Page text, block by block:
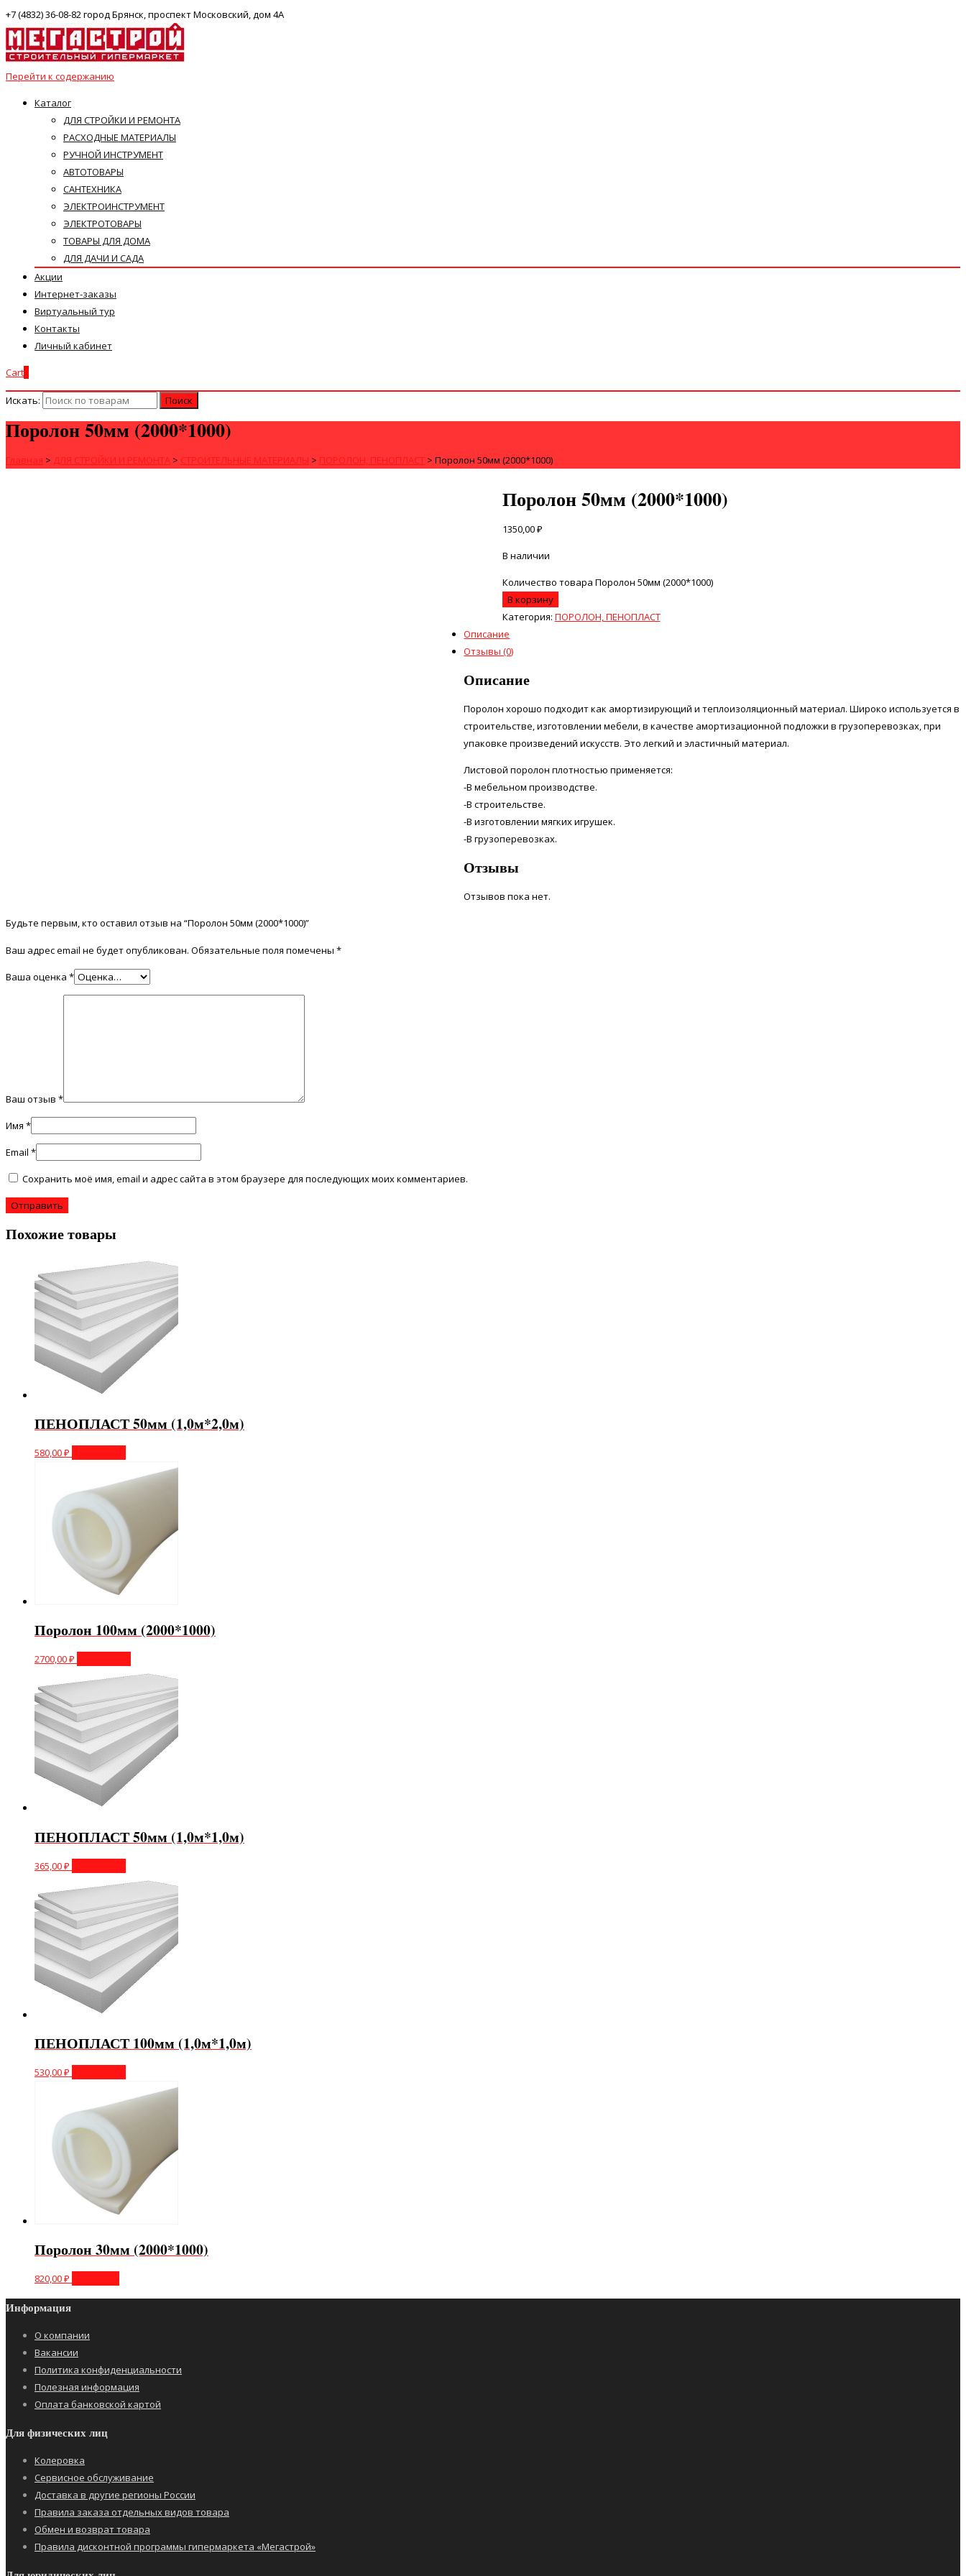
+7 (4832) 36-08-82 город Брянск, проспект Московский, дом 4А
Перейти к содержанию
Каталог
ДЛЯ СТРОЙКИ И РЕМОНТА
РАСХОДНЫЕ МАТЕРИАЛЫ
РУЧНОЙ ИНСТРУМЕНТ
АВТОТОВАРЫ
САНТЕХНИКА
ЭЛЕКТРОИНСТРУМЕНТ
ЭЛЕКТРОТОВАРЫ
ТОВАРЫ ДЛЯ ДОМА
ДЛЯ ДАЧИ И САДА
Акции
Интернет-заказы
Виртуальный тур
Контакты
Личный кабинет
Cart
Искать:
Поролон 50мм (2000*1000)
Главная > ДЛЯ СТРОЙКИ И РЕМОНТА > СТРОИТЕЛЬНЫЕ МАТЕРИАЛЫ > ПОРОЛОН, ПЕНОПЛАСТ > Поролон 50мм (2000*1000)
Поролон 50мм (2000*1000)
1350,00₽
В наличии
Количество товара Поролон 50мм (2000*1000)
В корзину
Категория: ПОРОЛОН, ПЕНОПЛАСТ
Описание
Отзывы (0)
Описание
Поролон хорошо подходит как амортизирующий и теплоизоляционный материал. Широко используется в
строительстве, изготовлении мебели, в качестве амортизационной подложки в грузоперевозках, при
упаковке произведений искусств. Это легкий и эластичный материал.
Листовой поролон плотностью применяется:
-В мебельном производстве.
-В строительстве.
-В изготовлении мягких игрушек.
-В грузоперевозках.
Отзывы
Отзывов пока нет.
Будьте первым, кто оставил отзыв на “Поролон 50мм (2000*1000)”
Ваш адрес email не будет опубликован. Обязательные поля помечены *
Ваша оценка *
Ваш отзыв *
Имя *
Email *
Сохранить моё имя, email и адрес сайта в этом браузере для последующих моих комментариев.
Похожие товары
ПЕНОПЛАСТ 50мм (1,0м*2,0м)
580,00₽
Поролон 100мм (2000*1000)
2700,00₽
ПЕНОПЛАСТ 50мм (1,0м*1,0м)
365,00₽
ПЕНОПЛАСТ 100мм (1,0м*1,0м)
530,00₽
Поролон 30мм (2000*1000)
820,00₽
Информация
О компании
Вакансии
Политика конфиденциальности
Полезная информация
Оплата банковской картой
Для физических лиц
Колеровка
Сервисное обслуживание
Доставка в другие регионы России
Правила заказа отдельных видов товара
Обмен и возврат товара
Правила дисконтной программы гипермаркета «Мегастрой»